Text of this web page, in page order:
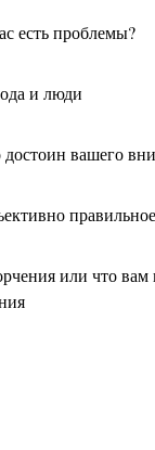
есть проблемы?
и люди
достоин вашего
или что